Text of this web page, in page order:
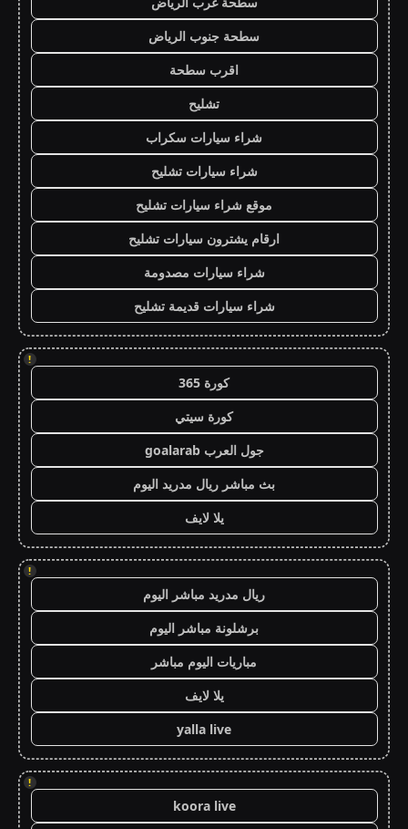
سطحة جنوب الرياض
اقرب سطحة
تشليح
شراء سيارات سكراب
شراء سيارات تشليح
موقع شراء سيارات تشليح
ارقام يشترون سيارات تشليح
شراء سيارات مصدومة
شراء سيارات قديمة تشليح
!
كورة 365
كورة سيتي
جول العرب goalarab
بث مباشر ريال مدريد اليوم
يلا لايف
!
ريال مدريد مباشر اليوم
برشلونة مباشر اليوم
مباريات اليوم مباشر
يلا لايف
yalla live
!
koora live